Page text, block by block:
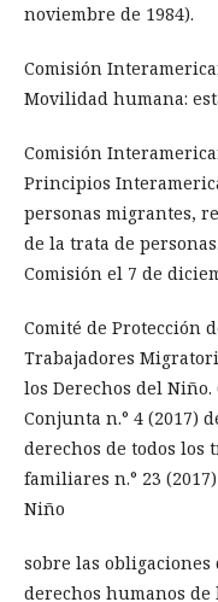
noviembre de 1984).
Comisión
Movilidad humana:
Comisión
Principios
personas migrantes,
de la trata de
Comisión el 7 de
Comité de Protección
Trabajadores
los Derechos del Niño.
Conjunta n.° 4 (2017)
derechos de todos los
familiares n.° 23
Niño
sobre las obligaciones
derechos humanos